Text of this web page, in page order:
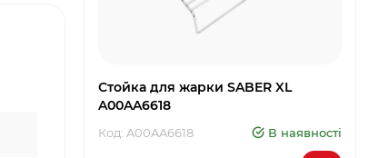
Стойка для жарки SABER XL
A00AA6618
Код: A00AA6618 В наявності